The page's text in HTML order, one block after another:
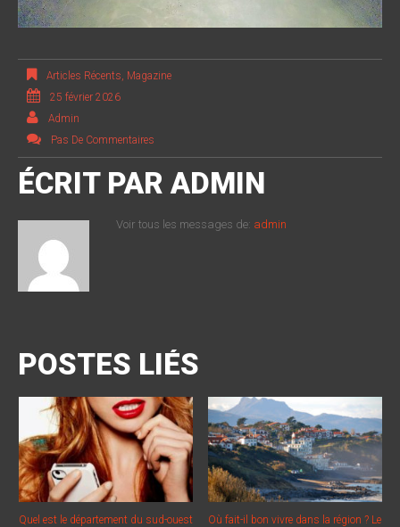
Articles Récents Magazine
25 février 2026
Admin
Pas De Commentaires
ÉCRIT PAR ADMIN
Voir tous les messages de: admin
POSTES LIÉS
Quel est le département du sud-ouest
Où fait-il bon vivre dans la région ? Le